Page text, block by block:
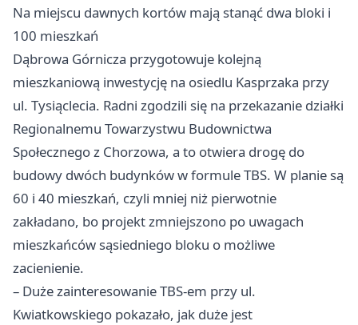
Na miejscu dawnych kortów mają stanąć dwa bloki i
100 mieszkań
Dąbrowa Górnicza przygotowuje kolejną
mieszkaniową inwestycję na osiedlu Kasprzaka przy
ul. Tysiąclecia. Radni zgodzili się na przekazanie działki
Regionalnemu Towarzystwu Budownictwa
Społecznego z Chorzowa, a to otwiera drogę do
budowy dwóch budynków w formule TBS. W planie są
60 i 40 mieszkań, czyli mniej niż pierwotnie
zakładano, bo projekt zmniejszono po uwagach
mieszkańców sąsiedniego bloku o możliwe
zacienienie.
– Duże zainteresowanie TBS-em przy ul.
Kwiatkowskiego pokazało, jak duże jest